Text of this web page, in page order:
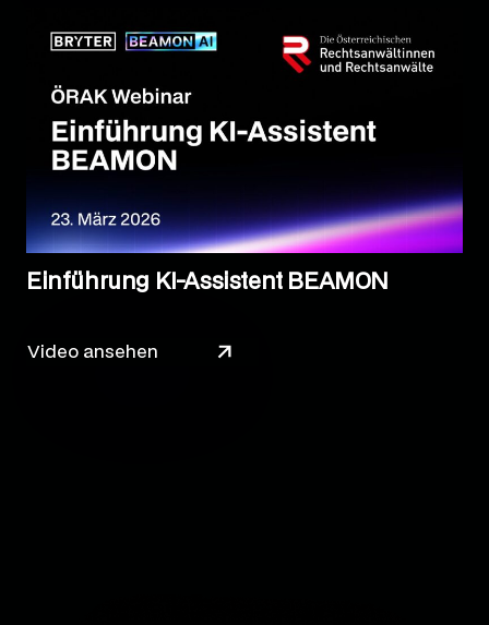
Einführung KI-Assistent BEAMON
Video ansehen